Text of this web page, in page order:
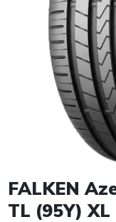
Item 1 of 1
FALKEN
TL (95Y) XL